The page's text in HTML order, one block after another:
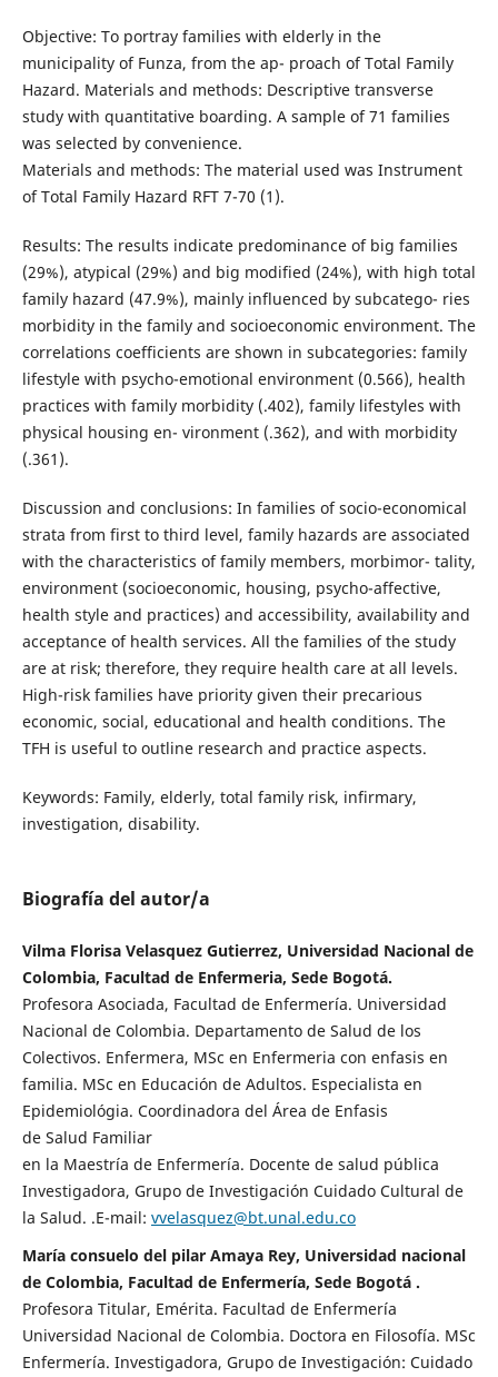
Objective: To portray families with elderly in the
municipality of Funza, from the ap- proach of Total Family
Hazard. Materials and methods: Descriptive transverse
study with quantitative boarding. A sample of 71 families
was selected by convenience.
Materials and methods: The material used was Instrument
of Total Family Hazard RFT 7-70 (1).
Results: The results indicate predominance of big families
(29%), atypical (29%) and big modified (24%), with high total
family hazard (47.9%), mainly influenced by subcatego- ries
morbidity in the family and socioeconomic environment. The
correlations coefficients are shown in subcategories: family
lifestyle with psycho-emotional environment (0.566), health
practices with family morbidity (.402), family lifestyles with
physical housing en- vironment (.362), and with morbidity
(.361).
Discussion and conclusions: In families of socio-economical
strata from first to third level, family hazards are associated
with the characteristics of family members, morbimor- tality,
environment (socioeconomic, housing, psycho-affective,
health style and practices) and accessibility, availability and
acceptance of health services. All the families of the study
are at risk; therefore, they require health care at all levels.
High-risk families have priority given their precarious
economic, social, educational and health conditions. The
TFH is useful to outline research and practice aspects.
Keywords: Family, elderly, total family risk, infirmary,
investigation, disability.
Biografía del autor/a
Vilma Florisa Velasquez Gutierrez, Universidad Nacional de
Colombia, Facultad de Enfermeria, Sede Bogotá.
Profesora Asociada, Facultad de Enfermería. Universidad
Nacional de Colombia. Departamento de Salud de los
Colectivos. Enfermera, MSc en Enfermeria con enfasis en
familia. MSc en Educación de Adultos. Especialista en
Epidemiológia. Coordinadora del Área de Enfasis
de Salud Familiar
en la Maestría de Enfermería. Docente de salud pública
Investigadora, Grupo de Investigación Cuidado Cultural de
la Salud. .E-mail: vvelasquez@bt.unal.edu.co
María consuelo del pilar Amaya Rey, Universidad nacional
de Colombia, Facultad de Enfermería, Sede Bogotá .
Profesora Titular, Emérita. Facultad de Enfermería
Universidad Nacional de Colombia. Doctora en Filosofía. MSc
Enfermería. Investigadora, Grupo de Investigación: Cuidado